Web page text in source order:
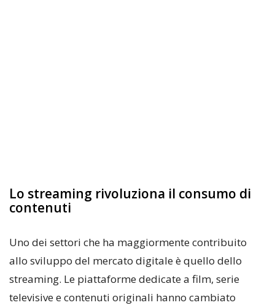
Lo streaming rivoluziona il consumo di
contenuti
Uno dei settori che ha maggiormente contribuito
allo sviluppo del mercato digitale è quello dello
streaming. Le piattaforme dedicate a film, serie
televisive e contenuti originali hanno cambiato